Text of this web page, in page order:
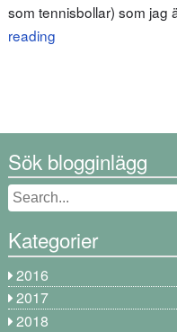
som tennisbollar) som jag
reading
Sök blogginlägg
Kategorier
2016
2017
2018